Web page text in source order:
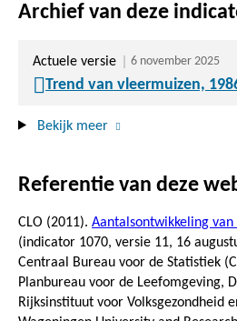
Archief van deze
Actuele versie 6 november 2025
Trend van vleermuizen,
Bekijk meer
Referentie van deze
CLO (2011). Aantalsontwikkeling
(indicator 1070, versie 11, 16
Centraal Bureau voor de Statistiek
Planbureau voor de Leefomgeving,
Rijksinstituut voor Volksgezondheid